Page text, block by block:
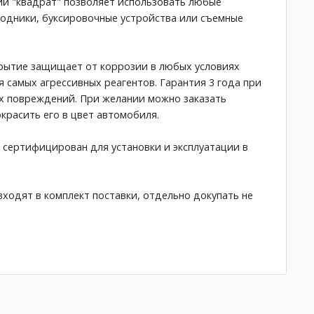
буксировочные устройства или съемные
защищает от коррозии в любых условиях
самых агрессивных реагентов. Гарантия 3 года при
повреждений. При желании можно заказать
его в цвет автомобиля.
для установки и эксплуатации в
в комплект поставки, отдельно докупать не